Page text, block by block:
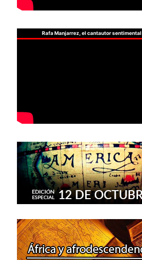
Rafa Manjarrez, el cantautor sentimental